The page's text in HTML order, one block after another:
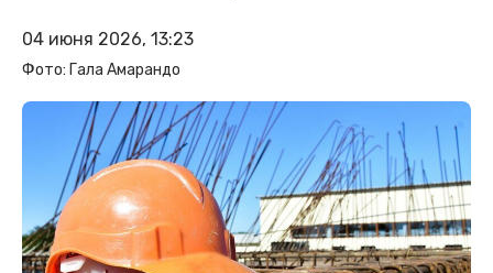
04 июня 2026, 13:23
Фото: Гала Амарандо